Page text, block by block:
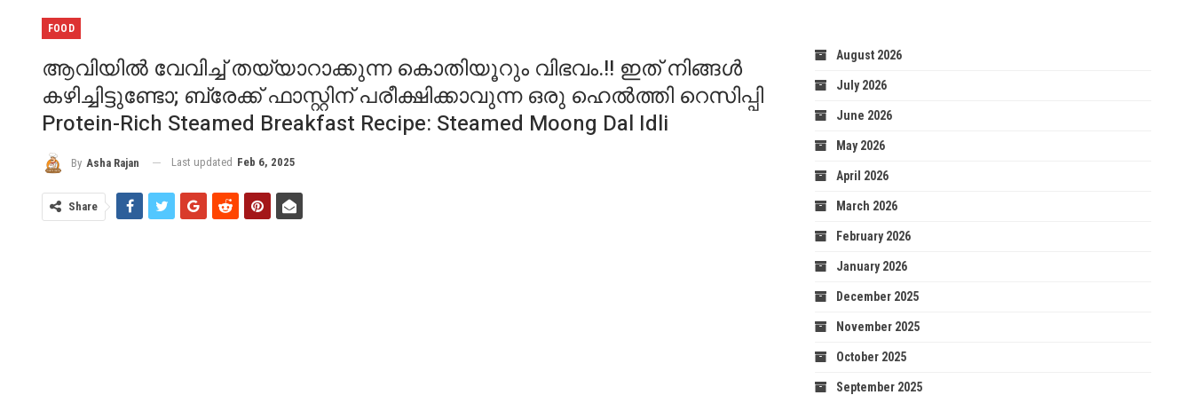
FOOD
ആവിയിൽ വേവിച്ച് തയ്യാറാക്കുന്ന കൊതിയൂറും വിഭവം.!! ഇത് നിങ്ങൾ
കഴിച്ചിട്ടുണ്ടോ; ബ്രേക്ക് ഫാസ്റ്റിന് പരീക്ഷിക്കാവുന്ന ഒരു ഹെൽത്തി റെസിപ്പി
Protein-Rich Steamed Breakfast Recipe: Steamed Moong Dal Idli
By Asha Rajan Last updated Feb 6, 2025
Share
August 2026
July 2026
June 2026
May 2026
April 2026
March 2026
February 2026
January 2026
December 2025
November 2025
October 2025
September 2025